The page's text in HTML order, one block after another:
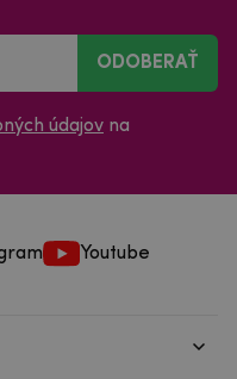
ODOBERAŤ
údajov na
Youtube